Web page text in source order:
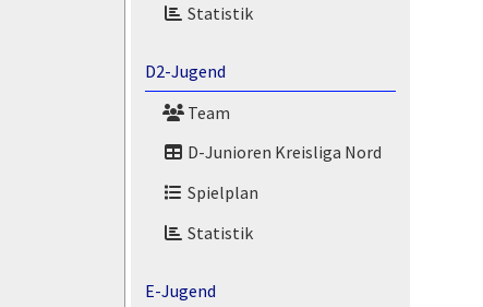
Statistik
D2-Jugend
Team
D-Junioren Kreisliga Nord
Spielplan
Statistik
E-Jugend